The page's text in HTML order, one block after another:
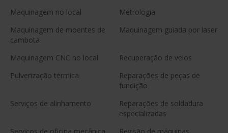
Maquinagem no local
Metrologia
Maquinagem de moentes de
cambota
Maquinagem guiada por laser
Maquinagem CNC no local
Recuperação de veios
Pulverização térmica
Reparações de peças de
fundição
Serviços de alinhamento
Reparações de soldadura
especializadas